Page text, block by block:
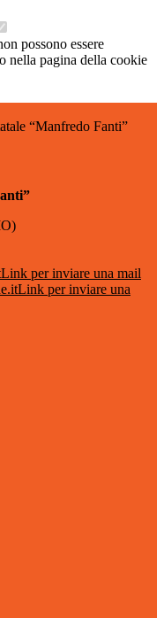
possono essere
nella pagina della cookie
“Manfredo Fanti”
Link per inviare una mail
Link per inviare una